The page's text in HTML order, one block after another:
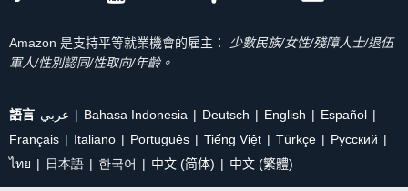
Amazon 是支持平等就業機會的雇主：
少數民族/女性/殘障人士/退伍
軍人/性別認同/性取向/年齡。
語言 عربي Bahasa Indonesia Deutsch English
Español
Français
Italiano Português Tiếng Việt Türkçe
Ρусский
ไทย
日本語 한국어 中文 (简体) 中文 (繁體)